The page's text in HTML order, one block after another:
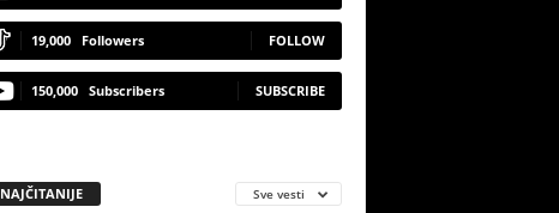
19,000 Followers FOLLOW
150,000 Subscribers SUBSCRIBE
NAJČITANIJE Sve vesti